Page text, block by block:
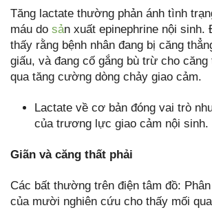
Tăng lactate thường phản ánh tình
máu do sản xuất epinephrine nội sinh.
thấy rằng bệnh nhân đang bị căng
giấu, và đang cố gắng bù trừ cho căng
qua tăng cường dòng chảy giao cảm.
Lactate về cơ bản đóng vai trò
của trương lực giao cảm nội sinh.
Giãn và căng thất phải
Các bất thường trên điện tâm đồ:
của mười nghiên cứu cho thấy mối